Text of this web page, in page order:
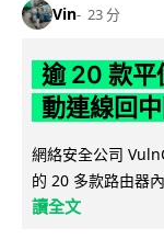
Vin 23 分
逾 20 款平
動連線回
網絡安全公司
的 20 多款路由器
讀全文